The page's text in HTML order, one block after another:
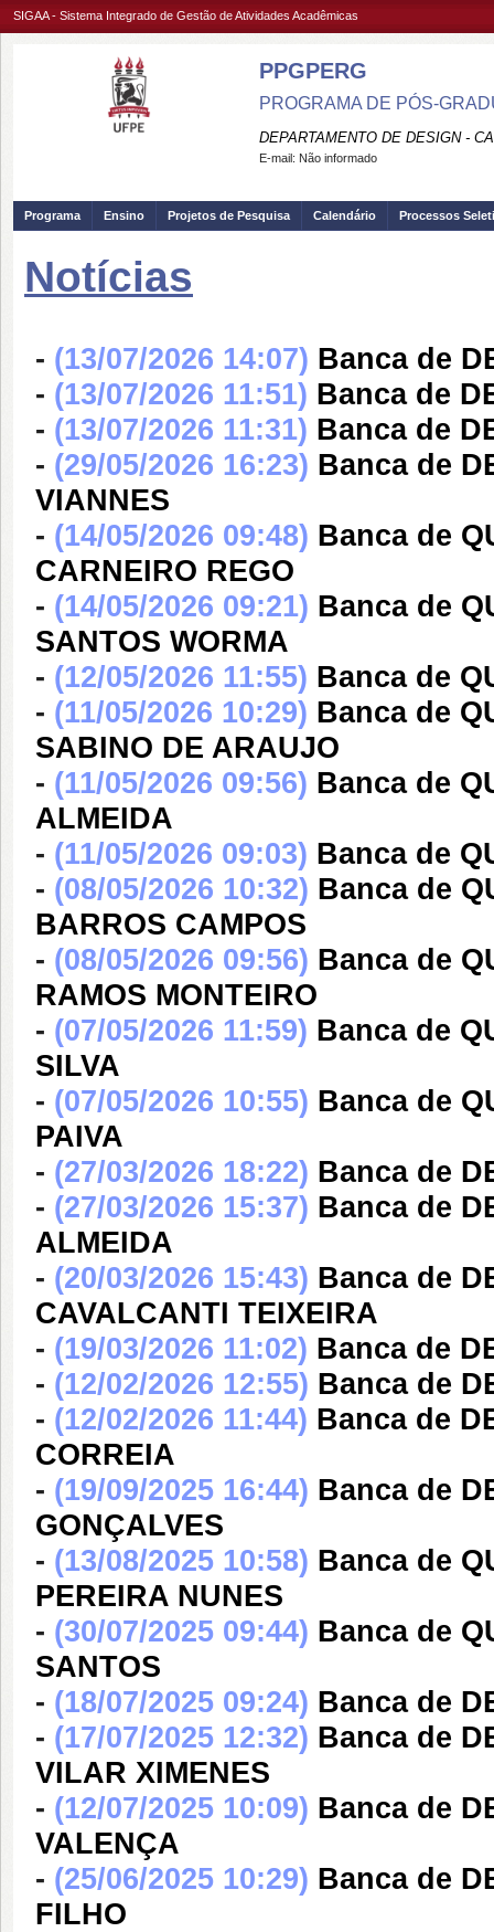
SIGAA - Sistema Integrado de Gestão de Atividades Acadêmicas
PPGPERG
PROGRAMA DE PÓS-
DEPARTAMENTO DE DESIGN -
E-mail: Não informado
Programa Ensino Projetos de Pesquisa Calendário Processos
Notícias
- (13/07/2026 14:07) Banca de
- (13/07/2026 11:51) Banca de
- (13/07/2026 11:31) Banca de
- (29/05/2026 16:23) Banca de
VIANNES
- (14/05/2026 09:48) Banca de
CARNEIRO REGO
- (14/05/2026 09:21) Banca de
SANTOS WORMA
- (12/05/2026 11:55) Banca de
- (11/05/2026 10:29) Banca de
SABINO DE ARAUJO
- (11/05/2026 09:56) Banca de
ALMEIDA
- (11/05/2026 09:03) Banca de
- (08/05/2026 10:32) Banca de
BARROS CAMPOS
- (08/05/2026 09:56) Banca de
RAMOS MONTEIRO
- (07/05/2026 11:59) Banca de
SILVA
- (07/05/2026 10:55) Banca de
PAIVA
- (27/03/2026 18:22) Banca de
- (27/03/2026 15:37) Banca de
ALMEIDA
- (20/03/2026 15:43) Banca de
CAVALCANTI TEIXEIRA
- (19/03/2026 11:02) Banca de
- (12/02/2026 12:55) Banca de
- (12/02/2026 11:44) Banca de
CORREIA
- (19/09/2025 16:44) Banca de
GONÇALVES
- (13/08/2025 10:58) Banca de
PEREIRA NUNES
- (30/07/2025 09:44) Banca de
SANTOS
- (18/07/2025 09:24) Banca de
- (17/07/2025 12:32) Banca de
VILAR XIMENES
- (12/07/2025 10:09) Banca de
VALENÇA
- (25/06/2025 10:29) Banca de
FILHO